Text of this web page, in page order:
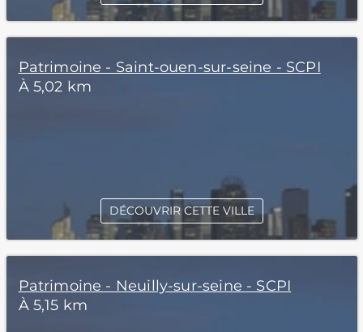
Patrimoine - Saint-ouen-sur-seine - SCPI
À 5,02 km
DÉCOUVRIR CETTE VILLE
Patrimoine - Neuilly-sur-seine - SCPI
À 5,15 km